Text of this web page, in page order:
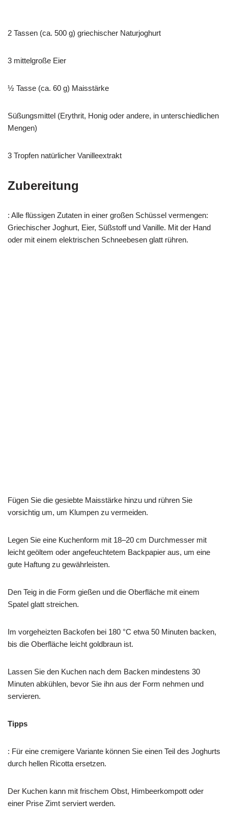
2 Tassen (ca. 500 g) griechischer Naturjoghurt
3 mittelgroße Eier
½ Tasse (ca. 60 g) Maisstärke
Süßungsmittel (Erythrit, Honig oder andere, in unterschiedlichen
Mengen)
3 Tropfen natürlicher Vanilleextrakt
Zubereitung
: Alle flüssigen Zutaten in einer großen Schüssel vermengen:
Griechischer Joghurt, Eier, Süßstoff und Vanille. Mit der Hand
oder mit einem elektrischen Schneebesen glatt rühren.
Fügen Sie die gesiebte Maisstärke hinzu und rühren Sie
vorsichtig um, um Klumpen zu vermeiden.
Legen Sie eine Kuchenform mit 18–20 cm Durchmesser mit
leicht geöltem oder angefeuchtetem Backpapier aus, um eine
gute Haftung zu gewährleisten.
Den Teig in die Form gießen und die Oberfläche mit einem
Spatel glatt streichen.
Im vorgeheizten Backofen bei 180 °C etwa 50 Minuten backen,
bis die Oberfläche leicht goldbraun ist.
Lassen Sie den Kuchen nach dem Backen mindestens 30
Minuten abkühlen, bevor Sie ihn aus der Form nehmen und
servieren.
Tipps
: Für eine cremigere Variante können Sie einen Teil des Joghurts
durch hellen Ricotta ersetzen.
Der Kuchen kann mit frischem Obst, Himbeerkompott oder
einer Prise Zimt serviert werden.